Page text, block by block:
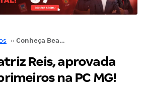
›› Conheça Beatriz Reis, aprovada entre os 10 primeiros na PC MG!
Reis, aprovada
na PC MG!